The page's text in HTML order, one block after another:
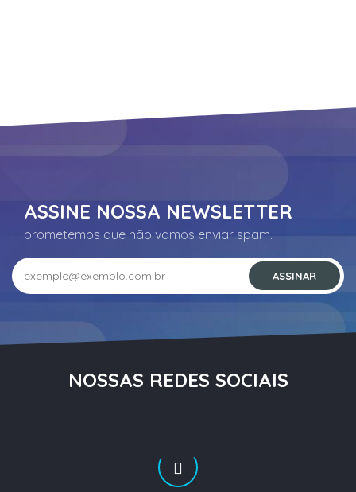
ASSINE NOSSA NEWSLETTER
prometemos que não vamos enviar spam.
NOSSAS REDES SOCIAIS